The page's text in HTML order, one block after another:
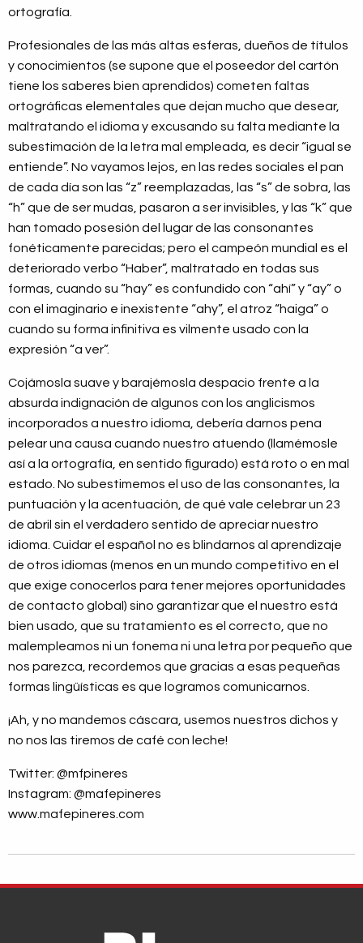
ortografía.
Profesionales de las más altas esferas, dueños de títulos
y conocimientos (se supone que el poseedor del cartón
tiene los saberes bien aprendidos) cometen faltas
ortográficas elementales que dejan mucho que desear,
maltratando el idioma y excusando su falta mediante la
subestimación de la letra mal empleada, es decir “igual se
entiende”. No vayamos lejos, en las redes sociales el pan
de cada día son las “z” reemplazadas, las “s” de sobra, las
“h” que de ser mudas, pasaron a ser invisibles, y las “k” que
han tomado posesión del lugar de las consonantes
fonéticamente parecidas; pero el campeón mundial es el
deteriorado verbo “Haber”, maltratado en todas sus
formas, cuando su “hay” es confundido con “ahí” y “ay” o
con el imaginario e inexistente “ahy”, el atroz “haiga” o
cuando su forma infinitiva es vilmente usado con la
expresión “a ver”.
Cojámosla suave y barajémosla despacio frente a la
absurda indignación de algunos con los anglicismos
incorporados a nuestro idioma, debería darnos pena
pelear una causa cuando nuestro atuendo (llamémosle
así a la ortografía, en sentido figurado) está roto o en mal
estado. No subestimemos el uso de las consonantes, la
puntuación y la acentuación, de qué vale celebrar un 23
de abril sin el verdadero sentido de apreciar nuestro
idioma. Cuidar el español no es blindarnos al aprendizaje
de otros idiomas (menos en un mundo competitivo en el
que exige conocerlos para tener mejores oportunidades
de contacto global) sino garantizar que el nuestro está
bien usado, que su tratamiento es el correcto, que no
malempleamos ni un fonema ni una letra por pequeño que
nos parezca, recordemos que gracias a esas pequeñas
formas lingüísticas es que logramos comunicarnos.
¡Ah, y no mandemos cáscara, usemos nuestros dichos y
no nos las tiremos de café con leche!
Twitter: @mfpineres
Instagram: @mafepineres
www.mafepineres.com